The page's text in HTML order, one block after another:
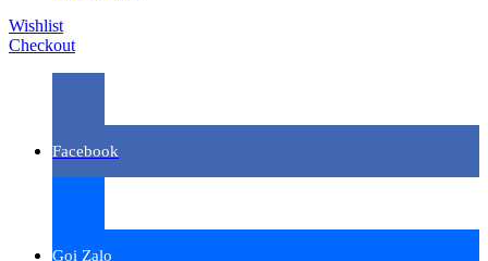
Wishlist
Checkout
Facebook
Gọi Zalo